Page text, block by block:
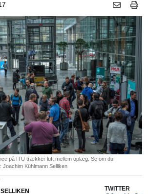
på ITU trækker luft mellem oplæg. Se om du
Kühlmann Selliken
TWITTER